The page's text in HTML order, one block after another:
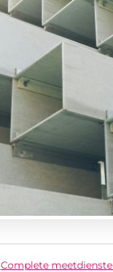
Complete